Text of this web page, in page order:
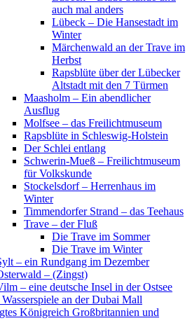
auch mal anders
Lübeck – Die Hansestadt im
Winter
Märchenwald an der Trave im
Herbst
Rapsblüte über der Lübecker
Altstadt mit den 7 Türmen
Maasholm – Ein abendlicher
Ausflug
Molfsee – das Freilichtmuseum
Rapsblüte in Schleswig-Holstein
Der Schlei entlang
Schwerin-Mueß – Freilichtmuseum
für Volkskunde
Stockelsdorf – Herrenhaus im
Winter
Timmendorfer Strand – das Teehaus
Trave – der Fluß
Die Trave im Sommer
Die Trave im Winter
– ein Rundgang im Dezember
– (Zingst)
– eine deutsche Insel in der Ostsee
an der Dubai Mall
Königreich Großbritannien und